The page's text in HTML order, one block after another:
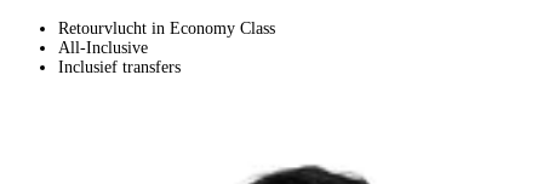
Retourvlucht in Economy Class
All-Inclusive
Inclusief transfers